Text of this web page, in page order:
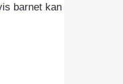
barnet kan